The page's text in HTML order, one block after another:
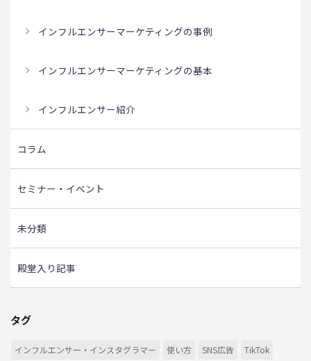
インフルエンサーマーケティングの事例
インフルエンサーマーケティングの基本
インフルエンサー紹介
コラム
セミナー・イベント
未分類
殿堂入り記事
タグ
インフルエンサー・インスタグラマー 使い方 SNS広告
TikTok